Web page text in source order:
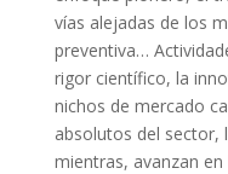
vías alejadas de los
preventiva…
rigor científico, la
nichos de mercado
absolutos del sector,
mientras, avanzan